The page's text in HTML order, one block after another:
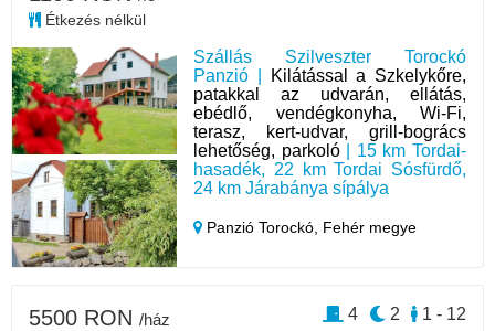
Szállás Szilveszter Torockó
Panzió |
Kilátással a Szkelykőre,
patakkal az udvarán, ellátás,
ebédlő, vendégkonyha, Wi-Fi,
terasz, kert-udvar, grill-bogrács
lehetőség, parkoló| 15 km Tordai-
hasadék, 22 km Tordai Sósfürdő,
24 km Járabánya sípálya
Panzió Torockó, Fehér megye
Étkezés nélkül
5500 RON /ház 1 - 12
2
4